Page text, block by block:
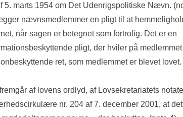
5. marts 1954 om Det Udenrigspolitiske Nævn.
nævnsmedlemmer en pligt til at
når sagen er betegnet som fortrolig. Det er en
pligt, der hviler på
ret, som medlemmet er blevet lovet.
af lovens ordlyd, af Lovsekretariatets
nr. 204 af 7. december 2001, at